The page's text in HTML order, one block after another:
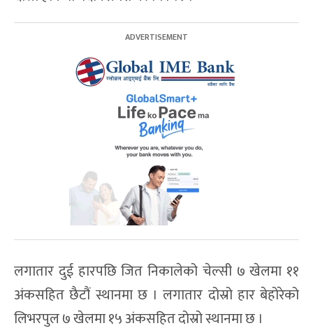
लगातार दुई हारपछि जित निकालेको चेल्सी ७ खेलमा ११
अंकसहित छैटौं स्थानमा छ । लगातार दोस्रो हार बेहोरेको
लिभरपुल ७ खेलमा १५ अंकसहित दोस्रो स्थानमा छ ।